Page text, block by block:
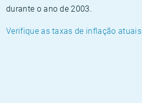
durante o ano de 2003.
Verifique as taxas de inflação atuais